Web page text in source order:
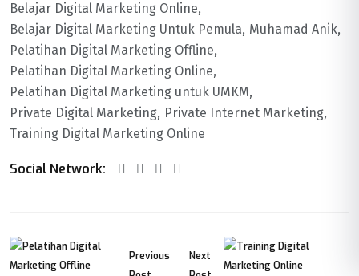
Belajar Digital Marketing Online
Belajar Digital Marketing Untuk Pemula Muhamad Anik
Pelatihan Digital Marketing Offline
Pelatihan Digital Marketing Online
Pelatihan Digital Marketing untuk UMKM
Private Digital Marketing Private Internet Marketing
Training Digital Marketing Online
Social Network:
Previous
Next